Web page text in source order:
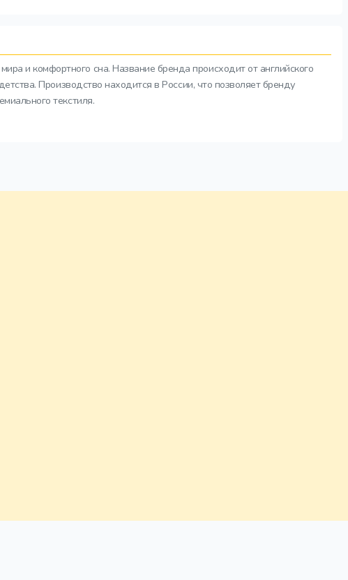
и комфортного сна. Название бренда происходит от английского
Производство находится в России, что позволяет бренду
текстиля.